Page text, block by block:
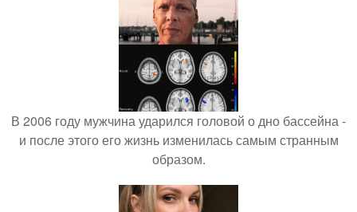
В 2006 году мужчина ударился головой о дно бассейна -
и после этого его жизнь изменилась самым странным
образом.